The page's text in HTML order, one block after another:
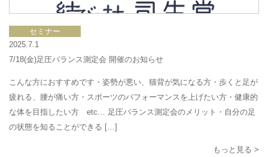
セミナー
2025.7.1
7/18(金)足圧バランス測定会 開催のお知らせ
こんな方におすすめです・姿勢が悪い、猫背が気になる方・歩くと足が
疲れる、腰が痛い方・スポーツのパフォーマンスを上げたい方・健康的
な体を目指したい方 etc… 足圧バランス測定会のメリット・自分の足
の状態を知ることができる […]
もっと見る >